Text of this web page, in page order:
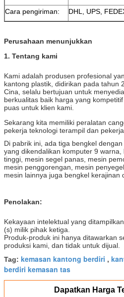
Cara pengiriman: DHL, UPS,
Perusahaan menunjukkan
1. Tentang kami
Kami adalah produsen profesional
kantong plastik, didirikan pada tahun
Cina, selalu bertujuan untuk
berkualitas baik harga yang
puas untuk klien kami.
Sekarang kita memiliki peralatan
pekerja teknologi terampil dan
Di pabrik ini, ada tiga bengkel
yang dikendalikan komputer 9
tinggi, mesin segel panas, mesin
mesin penggorengan, mesin
mesin lainnya juga bengkel kerajinan
Penolakan:
Kekayaan intelektual yang
(s) milik pihak ketiga.
Produk-produk ini hanya ditawarkan
produksi kami, dan tidak untuk dijual.
Tag: kemasan kantong berdiri ,
berdiri kemasan tas
Dapatkan Harga